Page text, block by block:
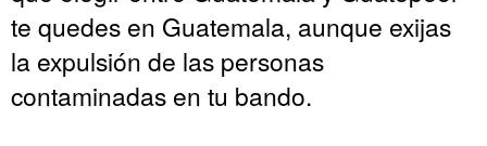
te quedes en Guatemala, aunque exijas
la expulsión de las personas
contaminadas en tu bando.